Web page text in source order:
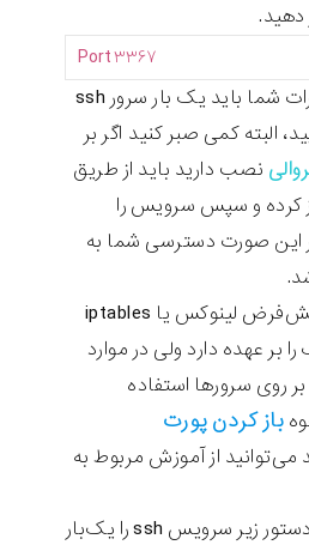
دهید.
Port۳۳۶۷
بعد از ذخیره تغییرات شما باید یک بار سرور ssh
البته کمی صبر کنید اگر بر
نصب دارید باید از طریق
کرده و سپس سرویس را
این صورت دسترسی شما به
معمولاً فایروال پیش‌فرض لینوکس یا iptables
بر عهده دارد ولی در موارد
بسیاری هم از csf بر روی سرورها استفاده
باز کردن پورت
می‌توانید از آموزش مربوط به
خوب حالا توسط دستور زیر سرویس ssh را یک‌بار